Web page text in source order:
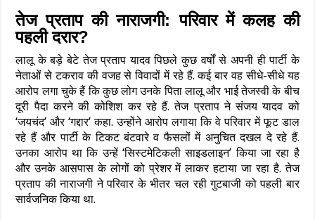
तेज प्रताप की नाराजगी: परिवार में कलह की
पहली दरार?
लालू के बड़े बेटे तेज प्रताप यादव पिछले कुछ वर्षों से अपनी ही पार्टी के
नेताओं से टकराव की वजह से विवादों में रहे हैं. कई बार वह सीधे-सीधे यह
आरोप लगा चुके हैं कि कुछ लोग उनके पिता लालू और भाई तेजस्वी के बीच
दूरी पैदा करने की कोशिश कर रहे हैं. तेज प्रताप ने संजय यादव को
‘जयचंद’ और ‘गद्दार’ कहा. उन्होंने आरोप लगाया कि वे परिवार में फूट डाल
रहे हैं और पार्टी के टिकट बंटवारे व फैसलों में अनुचित दखल दे रहे हैं.
उनका आरोप था कि उन्हें ‘सिस्टमेटिकली साइडलाइन’ किया जा रहा है
और उनके आसपास के लोगों को प्रेशर में लाकर हटाया जा रहा है. तेज
प्रताप की नाराजगी ने परिवार के भीतर चल रही गुटबाजी को पहली बार
सार्वजनिक किया था.